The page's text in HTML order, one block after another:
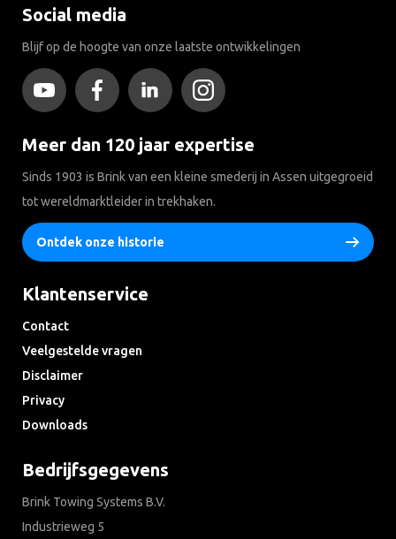
Social media
Blijf op de hoogte van onze laatste ontwikkelingen
Meer dan 120 jaar expertise
Sinds 1903 is Brink van een kleine smederij in Assen uitgegroeid
tot wereldmarktleider in trekhaken.
Ontdek onze historie
Klantenservice
Contact
Veelgestelde vragen
Disclaimer
Privacy
Downloads
Bedrijfsgegevens
Brink Towing Systems B.V.
Industrieweg 5